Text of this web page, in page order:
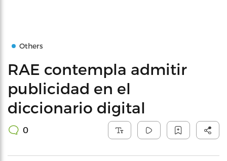
Others
RAE contempla admitir
publicidad en el
diccionario digital
0